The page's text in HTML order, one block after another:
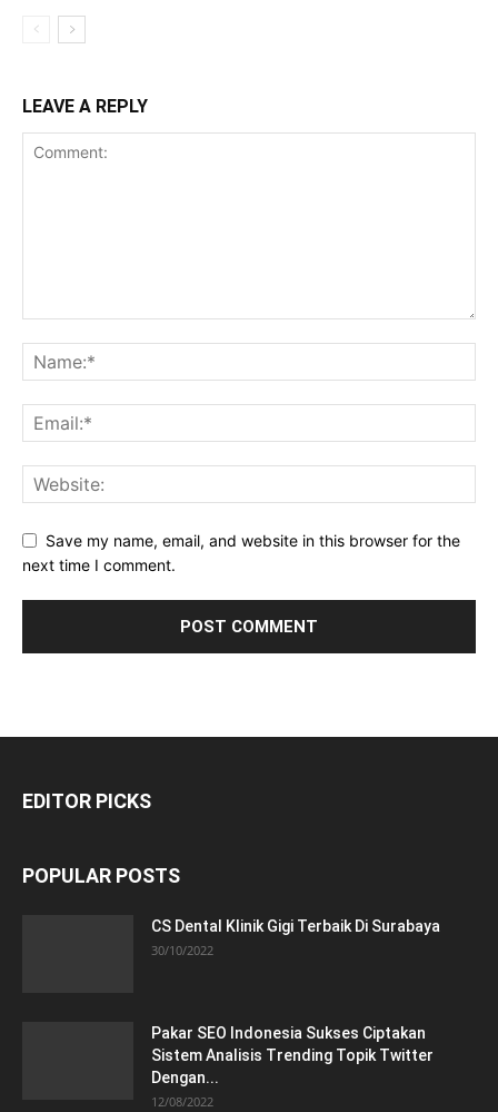
LEAVE A REPLY
Save my name, email, and website in this browser for the
next time I comment.
EDITOR PICKS
POPULAR POSTS
CS Dental Klinik Gigi Terbaik Di Surabaya
30/10/2022
Pakar SEO Indonesia Sukses Ciptakan
Sistem Analisis Trending Topik Twitter
Dengan...
12/08/2022